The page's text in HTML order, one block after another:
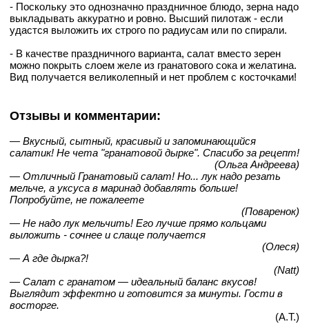
- Поскольку это однозначно праздничное блюдо, зерна надо
выкладывать аккуратно и ровно. Высший пилотаж - если
удастся выложить их строго по радиусам или по спирали.
- В качестве праздничного варианта, салат вместо зерен
можно покрыть слоем желе из гранатового сока и желатина.
Вид получается великолепный и нет проблем с косточками!
Отзывы и комментарии:
— Вкусный, сытный, красивый и запоминающийся
салатик! Не чета "гранатовой дырке". Спасибо за рецепт!
(Ольга Андреева)
— Отличный Гранатовый салат! Но... лук надо резать
мельче, а уксуса в маринад добавлять больше!
Попробуйте, не пожалеете
(Поваренок)
— Не надо лук мельчить! Его лучше прямо кольцами
выложить - сочнее и слаще получается
(Олеся)
— А где дырка?!
(Natt)
— Салат с гранатом — идеальный баланс вкусов!
Выглядит эффектно и готовится за минуты. Гости в
восторге.
(А.Т.)